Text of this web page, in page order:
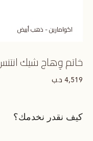
اكوامارين - ذهب أبيض
خاتم وِهاج شيك انتنس
4,519 د.ب
كيف نقدر نخدمك؟